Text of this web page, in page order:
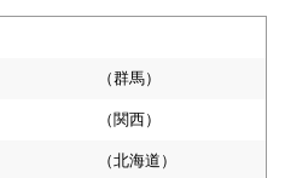
（群馬）
（関西）
（北海道）